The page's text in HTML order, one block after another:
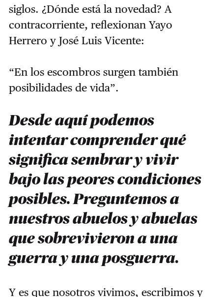
siglos. ¿Dónde está la novedad? A
contracorriente, reflexionan Yayo
Herrero y José Luis Vicente:
“En los escombros surgen también
posibilidades de vida”.
Desde aquí podemos
intentar comprender qué
significa sembrar y vivir
bajo las peores condiciones
posibles. Preguntemos a
nuestros abuelos y abuelas
que sobrevivieron a una
guerra y una posguerra.
Y es que nosotros vivimos, escribimos y